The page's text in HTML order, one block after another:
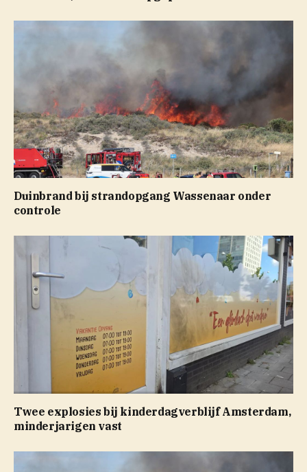
Duinbrand bij strandopgang Wassenaar onder
controle
Twee explosies bij kinderdagverblijf Amsterdam,
minderjarigen vast